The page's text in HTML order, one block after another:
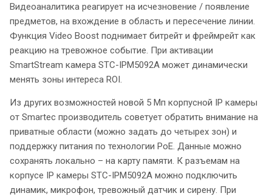
Видеоаналитика реагирует на исчезновение / появление
предметов, на вхождение в область и пересечение линии.
Функция Video Boost поднимает битрейт и фреймрейт как
реакцию на тревожное событие. При активации
SmartStream камера STC-IPM5092A может динамически
менять зоны интереса ROI.
Из других возможностей новой 5 Мп корпусной IP камеры
от Smartec производитель советует обратить внимание на
приватные области (можно задать до четырех зон) и
поддержку питания по технологии PoE. Данные можно
сохранять локально – на карту памяти. К разъемам на
корпусе IP камеры STC-IPM5092A можно подключить
динамик, микрофон, тревожный датчик и сирену. При